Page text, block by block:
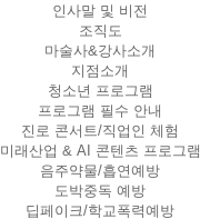
인사말 및 비전
조직도
마술사&강사소개
지점소개
청소년 프로그램
프로그램 필수 안내
진로 콘서트/직업인 체험
미래산업 & AI 콘텐츠 프로그램
음주약물/흡연예방
도박중독 예방
딥페이크/학교폭력예방